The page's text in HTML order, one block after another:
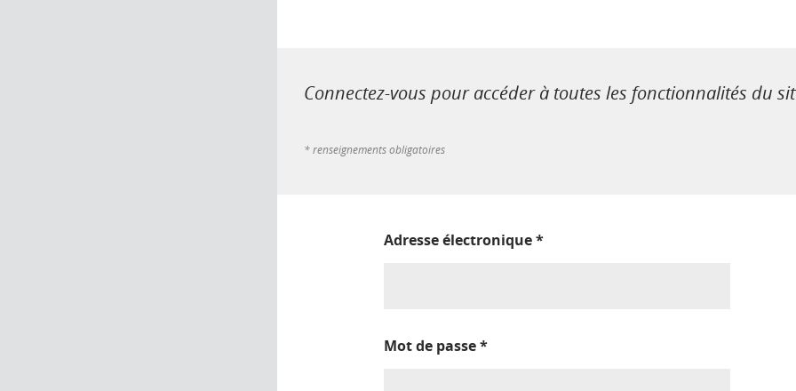
Connectez-vous pour accéder à toutes les fonctionnalités du
* renseignements obligatoires
Adresse électronique*
Mot de passe*